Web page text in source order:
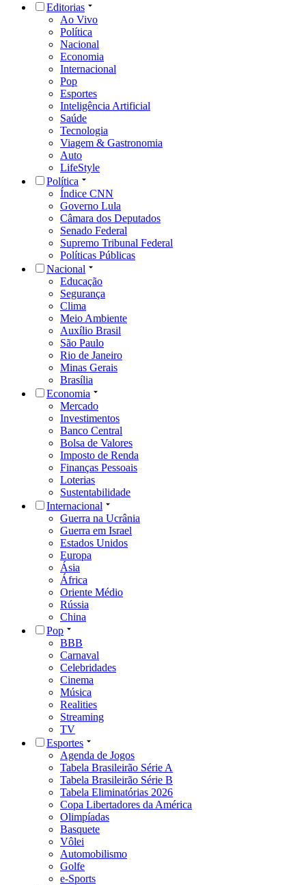
Editorias
Ao Vivo
Política
Nacional
Economia
Internacional
Pop
Esportes
Inteligência Artificial
Saúde
Tecnologia
Viagem & Gastronomia
Auto
LifeStyle
Política
Índice CNN
Governo Lula
Câmara dos Deputados
Senado Federal
Supremo Tribunal Federal
Políticas Públicas
Nacional
Educação
Segurança
Clima
Meio Ambiente
Auxílio Brasil
São Paulo
Rio de Janeiro
Minas Gerais
Brasília
Economia
Mercado
Investimentos
Banco Central
Bolsa de Valores
Imposto de Renda
Finanças Pessoais
Loterias
Sustentabilidade
Internacional
Guerra na Ucrânia
Guerra em Israel
Estados Unidos
Europa
Ásia
África
Oriente Médio
Rússia
China
Pop
BBB
Carnaval
Celebridades
Cinema
Música
Realities
Streaming
TV
Esportes
Agenda de Jogos
Tabela Brasileirão Série A
Tabela Brasileirão Série B
Tabela Eliminatórias 2026
Copa Libertadores da América
Olimpíadas
Basquete
Vôlei
Automobilismo
Golfe
e-Sports